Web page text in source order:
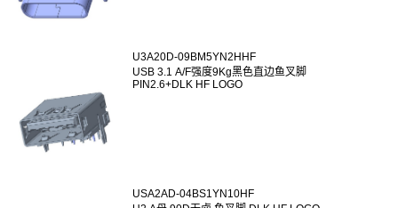
U3A20D-09BM5YN2HHF
USB 3.1 A/F强度9Kg黑色直边鱼叉脚
PIN2.6+DLK HF LOGO
USA2AD-04BS1YN10HF